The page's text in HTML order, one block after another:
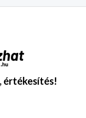
értékesítés!